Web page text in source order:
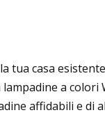
casa
a colori
affidabili e di